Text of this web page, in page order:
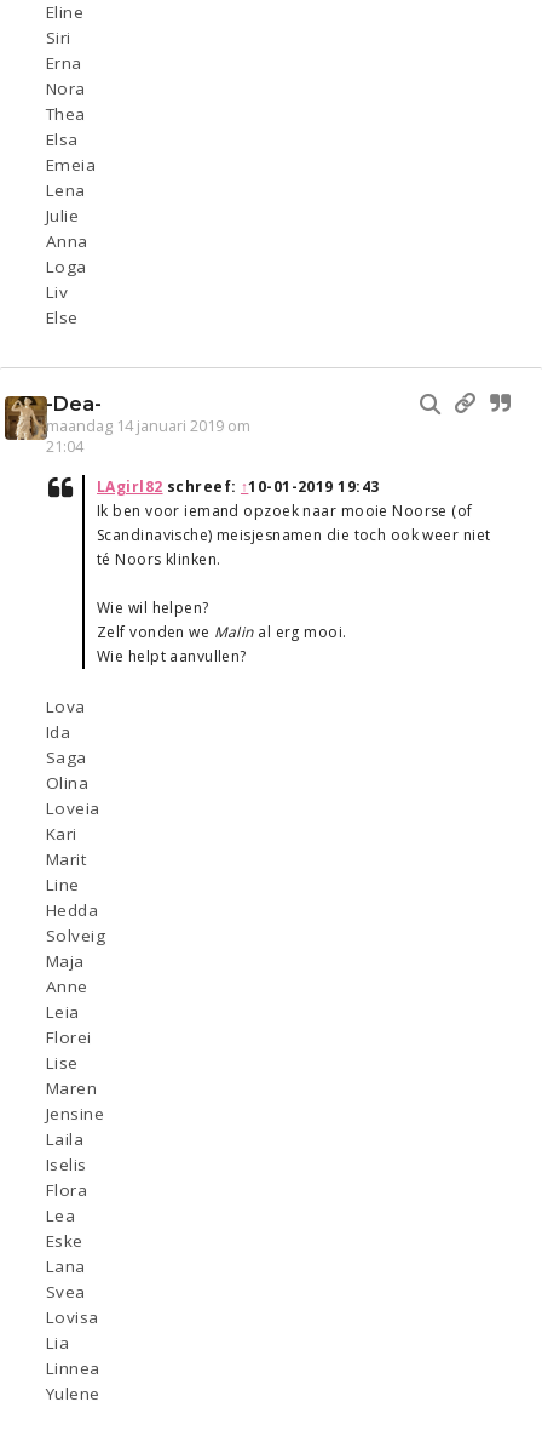
Eline
Siri
Erna
Nora
Thea
Elsa
Emeia
Lena
Julie
Anna
Loga
Liv
Else
-Dea-
maandag 14 januari 2019 om
21:04
LAgirl82 schreef: ↑10-01-2019 19:43
Ik ben voor iemand opzoek naar mooie Noorse (of
Scandinavische) meisjesnamen die toch ook weer niet
té Noors klinken.
Wie wil helpen?
Zelf vonden we Malinal erg mooi.
Wie helpt aanvullen?
Lova
Ida
Saga
Olina
Loveia
Kari
Marit
Line
Hedda
Solveig
Maja
Anne
Leia
Florei
Lise
Maren
Jensine
Laila
Iselis
Flora
Lea
Eske
Lana
Svea
Lovisa
Lia
Linnea
Yulene